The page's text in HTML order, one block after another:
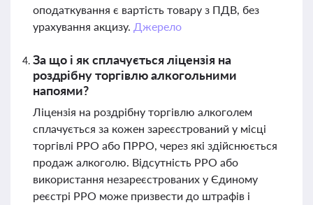
оподаткування є вартість товару з ПДВ, без
урахування акцизу. Джерело
За що і як сплачується ліцензія на
роздрібну торгівлю алкогольними
напоями?
Ліцензія на роздрібну торгівлю алкоголем
сплачується за кожен зареєстрований у місці
торгівлі РРО або ПРРО, через які здійснюється
продаж алкоголю. Відсутність РРО або
використання незареєстрованих у Єдиному
реєстрі РРО може призвести до штрафів і